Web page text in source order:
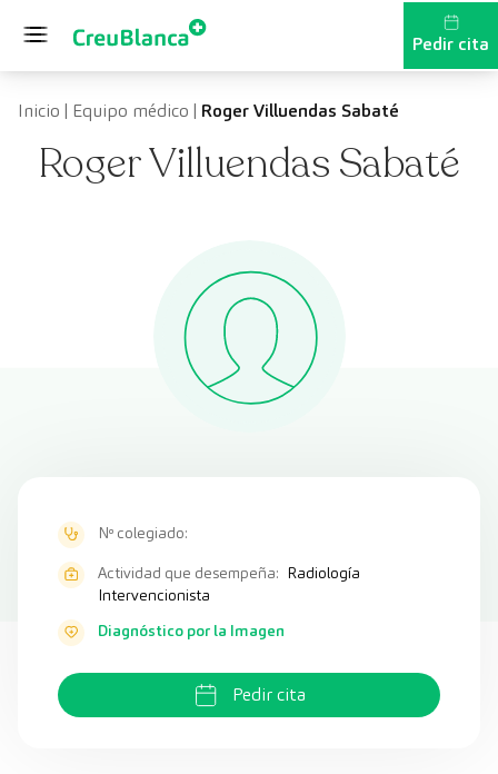
Pedir cita
Inicio | Equipo médico | Roger Villuendas Sabaté
Roger Villuendas Sabaté
Nº colegiado:
Actividad que desempeña: Radiología
Intervencionista
Diagnóstico por la Imagen
Pedir cita